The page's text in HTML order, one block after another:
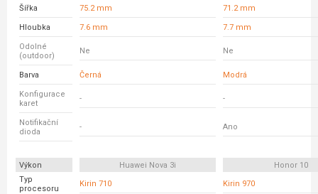
Šířka 75.2 mm 71.2 mm
Hloubka 7.6 mm 7.7 mm
Odolné
(outdoor)
Ne Ne
Barva Černá Modrá
Konfigurace
karet
- -
Notifikační
dioda
- Ano
Výkon Huawei Nova 3i
Honor 10
Typ
procesoru
Kirin 710 Kirin 970